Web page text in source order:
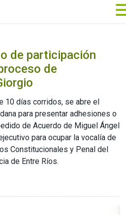
de participación
de
10 días corridos, se abre el
para presentar adhesiones o
de Acuerdo de Miguel Ángel
para ocupar la vocalía de
Constitucionales y Penal del
de Entre Ríos.